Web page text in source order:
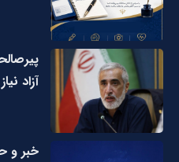
آزاد
خبر و